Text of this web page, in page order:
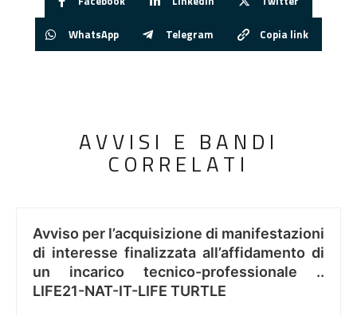
WhatsApp Telegram Copia link
AVVISI E BANDI
CORRELATI
Avviso per l’acquisizione di manifestazioni
di interesse finalizzata all’affidamento di
un incarico tecnico-professionale ..
LIFE21-NAT-IT-LIFE TURTLE